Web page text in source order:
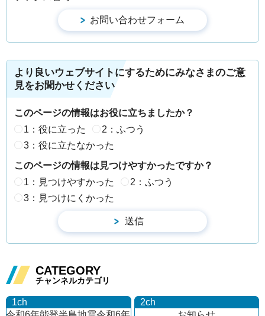
より良いウェブサイトにするためにみなさまのご意
見をお聞かせください
このページの情報はお役に立ちましたか？
1：役に立った
2：ふつう
3：役に立たなかった
このページの情報は見つけやすかったですか？
1：見つけやすかった
2：ふつう
3：見つけにくかった
CATEGORY
チャンネルカテゴリ
1ch
2ch